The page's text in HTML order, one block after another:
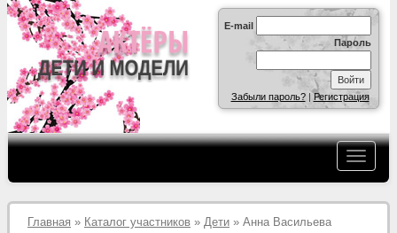
E-mail
Пароль
Забыли пароль?|Регистрация
Главная » Каталог участников » Дети » Анна Васильева